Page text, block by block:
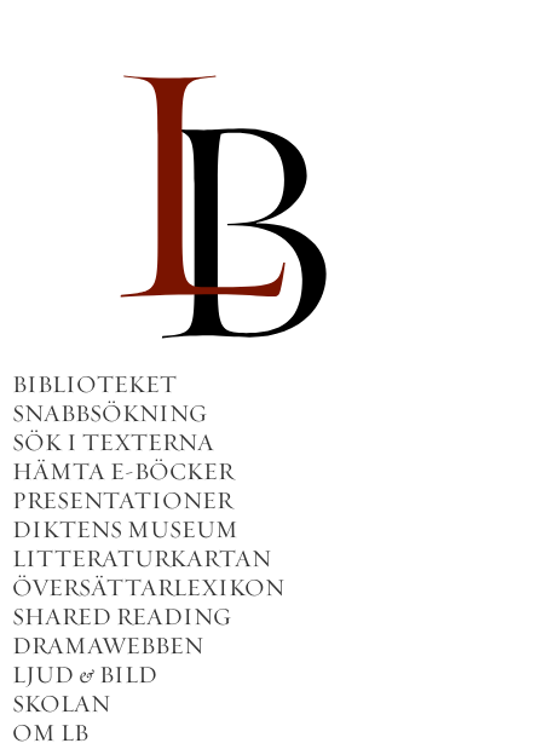
BIBLIOTEKET
SNABBSÖKNING
SÖK I TEXTERNA
HÄMTA E-BÖCKER
PRESENTATIONER
DIKTENS MUSEUM
LITTERATURKARTAN
ÖVERSÄTTARLEXIKON
SHARED READING
DRAMAWEBBEN
LJUD & BILD
SKOLAN
OM LB